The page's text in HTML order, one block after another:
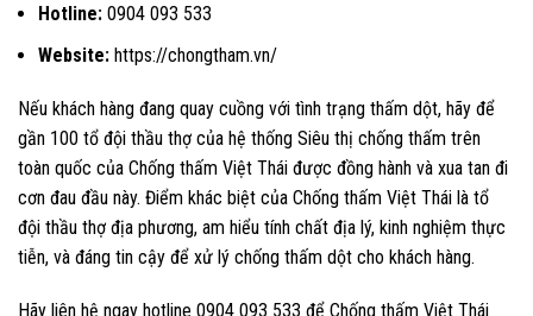
Hotline: 0904 093 533
Website: https://chongtham.vn/
Nếu khách hàng đang quay cuồng với tình trạng thấm dột, hãy để
gần 100 tổ đội thầu thợ của hệ thống Siêu thị chống thấm trên
toàn quốc của Chống thấm Việt Thái được đồng hành và xua tan đi
cơn đau đầu này. Điểm khác biệt của Chống thấm Việt Thái là tổ
đội thầu thợ địa phương, am hiểu tính chất địa lý, kinh nghiệm thực
tiễn, và đáng tin cậy để xử lý chống thấm dột cho khách hàng.
Hãy liên hệ ngay hotline 0904 093 533 để Chống thấm Việt Thái